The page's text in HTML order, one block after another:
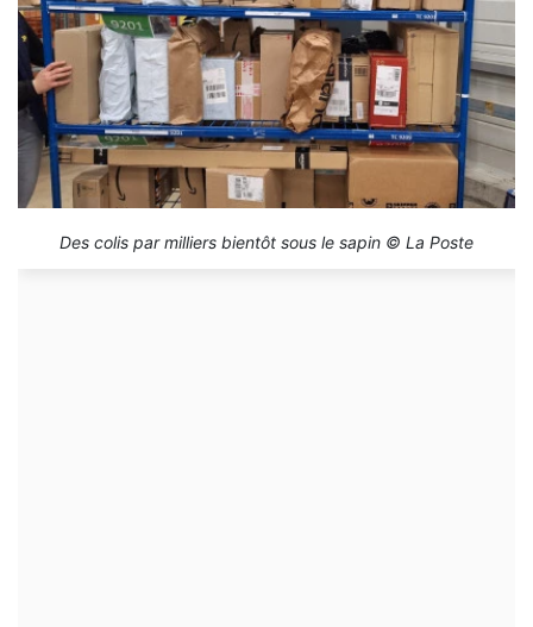
Des colis par milliers bientôt sous le sapin © La Poste